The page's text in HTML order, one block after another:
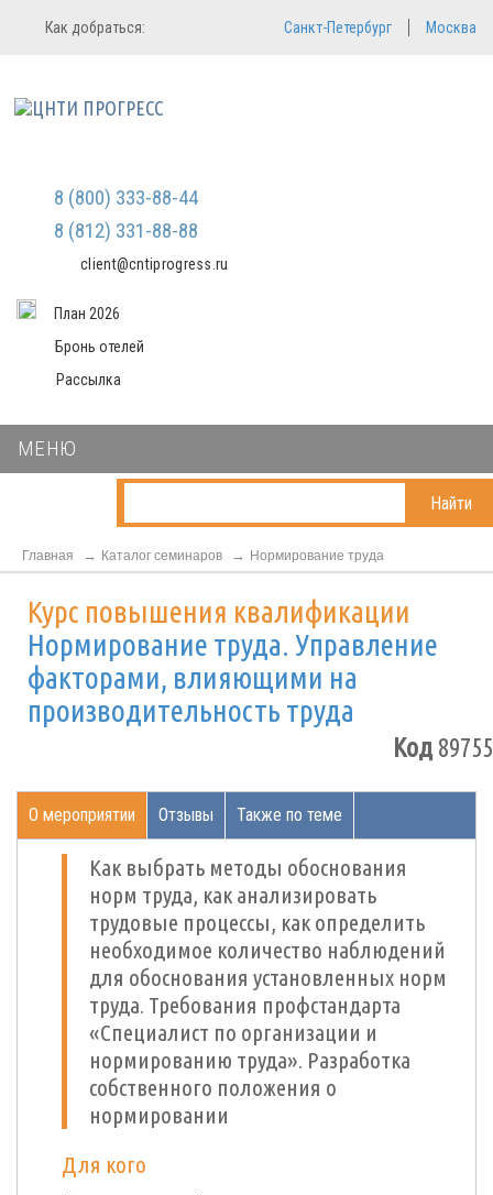
Регистрация
Мы не передаем ваши данные
третьим лицам и не рассылаем
Вход в систему
Как добраться: Санкт-Петербург Москва
8 (800) 333-88-44
8 (812) 331-88-88
client@cntiprogress.ru
План 2026
Бронь отелей
Рассылка
МЕНЮ
Найти
Главная Каталог семинаров Нормирование труда
Курс повышения квалификации
Нормирование труда. Управление
факторами, влияющими на
производительность труда
Код89755
О мероприятии Отзывы Также по теме
Как выбрать методы обоснования
норм труда, как анализировать
трудовые процессы, как определить
необходимое количество наблюдений
для обоснования установленных норм
труда. Требования профстандарта
«Специалист по организации и
нормированию труда». Разработка
собственного положения о
нормировании
Для кого